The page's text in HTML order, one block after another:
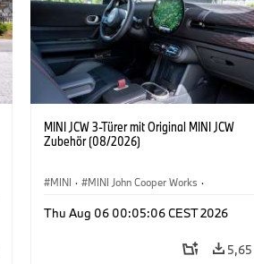
MINI JCW 3-Türer mit Original MINI JCW
Zubehör (08/2026)
MINI · MINI John Cooper Works ·
Sonderausstattungen, Zubehör
Thu Aug 06 00:05:06 CEST 2026